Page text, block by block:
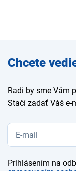
Zadajte
e-mail
Chcete
Radi by sme Vám
Stačí zadať Váš e-
Prihlásením na